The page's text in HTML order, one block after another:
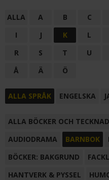
ALLA A B C
I
J K L
R
S T U
Å
Ä Ö
ALLA SPRÅK ENGELSKA
ALLA BÖCKER OCH
AUDIODRAMA
BARNBOK
BÖCKER: BAKGRUND
HANTVERK & PYSSEL